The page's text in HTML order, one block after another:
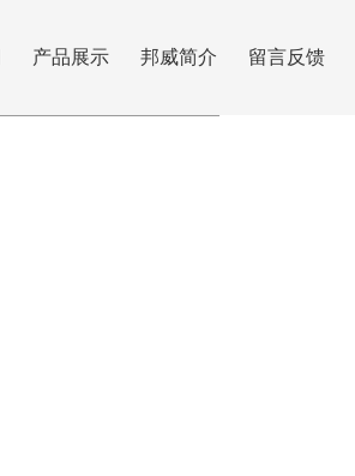
产品展示 邦威简介 留言反馈